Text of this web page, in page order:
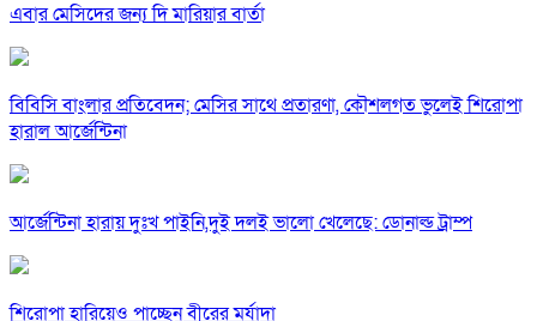
এবার মেসিদের জন্য দি মারিয়ার বার্তা
বিবিসি বাংলার প্রতিবেদন; মেসির সাথে প্রতারণা, কৌশলগত ভুলেই শিরোপা
হারাল আর্জেন্টিনা
আর্জেন্টিনা হারায় দুঃখ পাইনি,দুই দলই ভালো খেলেছে: ডোনাল্ড ট্রাম্প
শিরোপা হারিয়েও পাচ্ছেন বীরের মর্যাদা